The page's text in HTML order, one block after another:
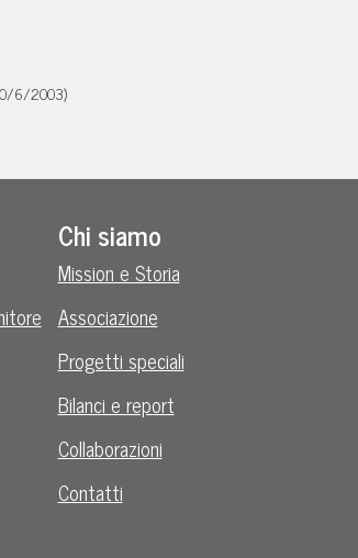
6/2003)
Chi siamo
Mission e Storia
Associazione
Progetti speciali
Bilanci e report
Collaborazioni
Contatti